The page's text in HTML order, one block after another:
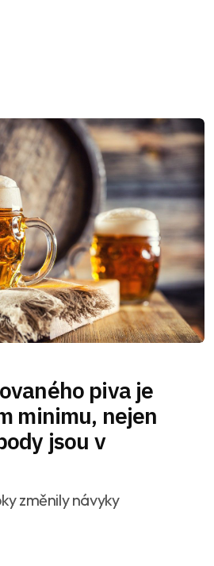
piva je
minimu, nejen
jsou v
změnily návyky